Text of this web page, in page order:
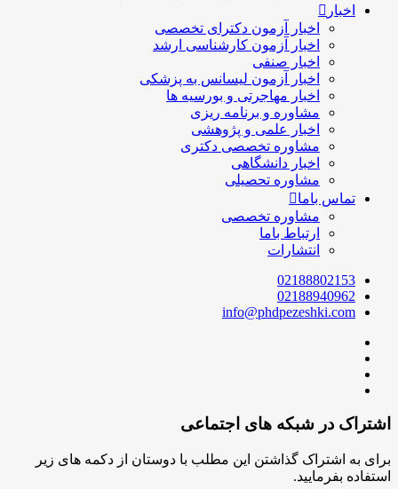
اخبار
اخبار آزمون دکترای تخصصی
اخبار آزمون کارشناسی ارشد
اخبار صنفی
اخبار آزمون لیسانس به پزشکی
اخبار مهاجرتی و بورسیه ها
مشاوره و برنامه ریزی
اخبار علمی و پژوهشی
مشاوره تخصصی دکتری
اخبار دانشگاهی
مشاوره تحصیلی
تماس باما
مشاوره تخصصی
ارتباط باما
انتشارات
02188802153
02188940962
info@phdpezeshki.com
اشتراک در شبکه های اجتماعی
برای به اشتراک گذاشتن این مطلب با دوستان از دکمه های زیر
استفاده بفرمایید.